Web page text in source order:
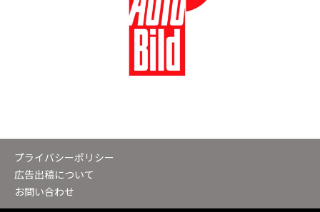
プライバシーポリシー
広告出稿について
お問い合わせ